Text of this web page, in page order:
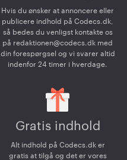
Hvis du ønsker at annoncere eller
publicere indhold på Codecs.dk,
så bedes du venligst kontakte os
på redaktionen@codecs.dk med
din forespørgsel og vi svarer altid
indenfor 24 timer i hverdage.
Gratis indhold
Alt indhold på Codecs.dk er
gratis at tilgå og det er vores